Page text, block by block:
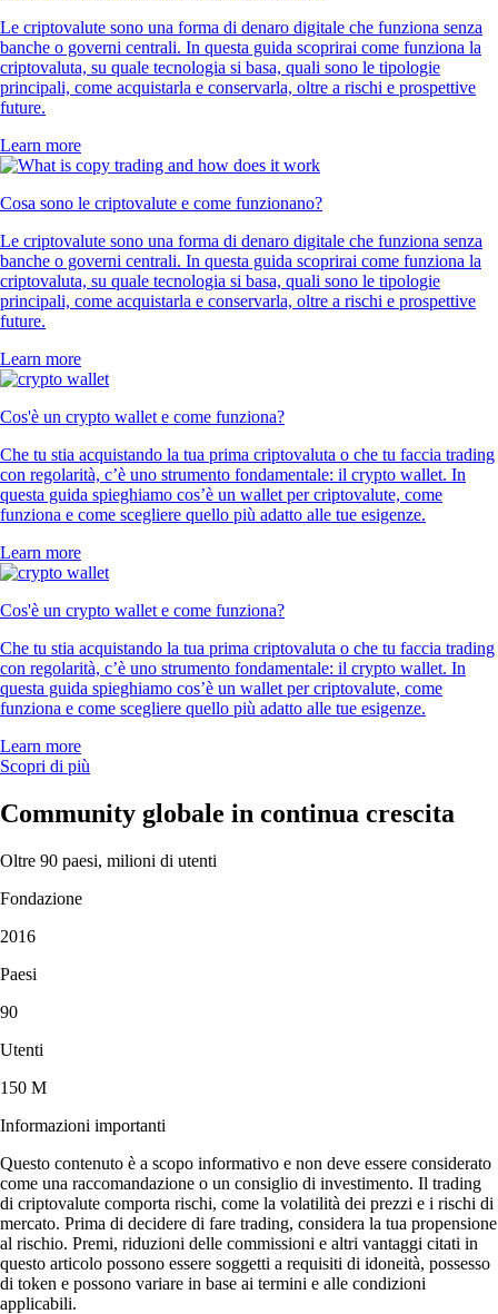
Le criptovalute sono una forma di denaro digitale che funziona senza
banche o governi centrali. In questa guida scoprirai come funziona la
criptovaluta, su quale tecnologia si basa, quali sono le tipologie
principali, come acquistarla e conservarla, oltre a rischi e prospettive
future.
Learn more
Cosa sono le criptovalute e come funzionano?
Le criptovalute sono una forma di denaro digitale che funziona senza
banche o governi centrali. In questa guida scoprirai come funziona la
criptovaluta, su quale tecnologia si basa, quali sono le tipologie
principali, come acquistarla e conservarla, oltre a rischi e prospettive
future.
Learn more
Cos'è un crypto wallet e come funziona?
Che tu stia acquistando la tua prima criptovaluta o che tu faccia trading
con regolarità, c’è uno strumento fondamentale: il crypto wallet. In
questa guida spieghiamo cos’è un wallet per criptovalute, come
funziona e come scegliere quello più adatto alle tue esigenze.
Learn more
Cos'è un crypto wallet e come funziona?
Che tu stia acquistando la tua prima criptovaluta o che tu faccia trading
con regolarità, c’è uno strumento fondamentale: il crypto wallet. In
questa guida spieghiamo cos’è un wallet per criptovalute, come
funziona e come scegliere quello più adatto alle tue esigenze.
Learn more
Scopri di più
Community globale in continua crescita
Oltre 90 paesi, milioni di utenti
Fondazione
2016
Paesi
90
Utenti
150 M
Informazioni importanti
Questo contenuto è a scopo informativo e non deve essere considerato
come una raccomandazione o un consiglio di investimento. Il trading
di criptovalute comporta rischi, come la volatilità dei prezzi e i rischi di
mercato. Prima di decidere di fare trading, considera la tua propensione
al rischio. Premi, riduzioni delle commissioni e altri vantaggi citati in
questo articolo possono essere soggetti a requisiti di idoneità, possesso
di token e possono variare in base ai termini e alle condizioni
applicabili.